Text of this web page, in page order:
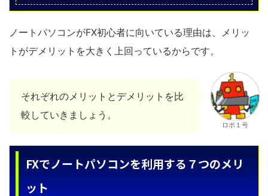
ノートパソコンがFX初心者に向いている理由は、メリッ
トがデメリットを大きく上回っているからです。
それぞれのメリットとデメリットを比
較していきましょう。
ロボ１号
FXでノートパソコンを利用する７つのメリ
ット